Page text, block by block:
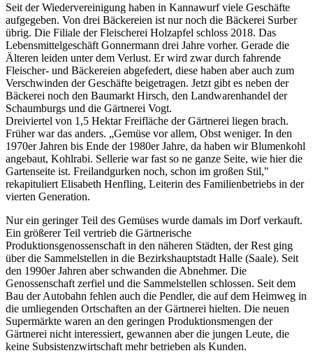
Seit der Wiedervereinigung haben in Kannawurf viele Geschäfte
aufgegeben. Von drei Bäckereien ist nur noch die Bäckerei Surber
übrig. Die Filiale der Fleischerei Holzapfel schloss 2018. Das
Lebensmittelgeschäft Gonnermann drei Jahre vorher. Gerade die
Älteren leiden unter dem Verlust. Er wird zwar durch fahrende
Fleischer- und Bäckereien abgefedert, diese haben aber auch zum
Verschwinden der Geschäfte beigetragen. Jetzt gibt es neben der
Bäckerei noch den Baumarkt Hirsch, den Landwarenhandel der
Schaumburgs und die Gärtnerei Vogt.
Dreiviertel von 1,5 Hektar Freifläche der Gärtnerei liegen brach.
Früher war das anders. „Gemüse vor allem, Obst weniger. In den
1970er Jahren bis Ende der 1980er Jahre, da haben wir Blumenkohl
angebaut, Kohlrabi. Sellerie war fast so ne ganze Seite, wie hier die
Gartenseite ist. Freilandgurken noch, schon im großen Stil,"
rekapituliert Elisabeth Henfling, Leiterin des Familienbetriebs in der
vierten Generation.
Nur ein geringer Teil des Gemüses wurde damals im Dorf verkauft.
Ein größerer Teil vertrieb die Gärtnerische
Produktionsgenossenschaft in den näheren Städten, der Rest ging
über die Sammelstellen in die Bezirkshauptstadt Halle (Saale). Seit
den 1990er Jahren aber schwanden die Abnehmer. Die
Genossenschaft zerfiel und die Sammelstellen schlossen. Seit dem
Bau der Autobahn fehlen auch die Pendler, die auf dem Heimweg in
die umliegenden Ortschaften an der Gärtnerei hielten. Die neuen
Supermärkte waren an den geringen Produktionsmengen der
Gärtnerei nicht interessiert, gewannen aber die jungen Leute, die
keine Subsistenzwirtschaft mehr betrieben als Kunden.